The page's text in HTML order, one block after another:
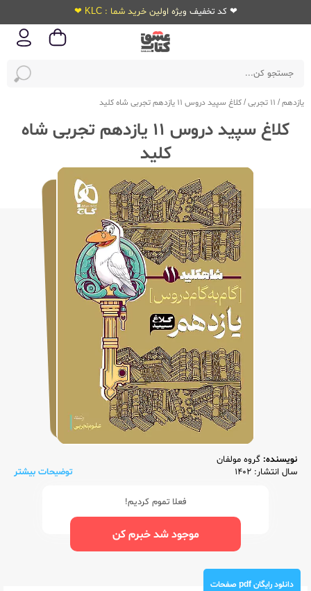
❤ کد تخفیف ویژه اولین خرید شما : KLC ❤
یازدهم/ 11 تجربی /کلاغ سپید دروس 11 یازدهم تجربی شاه کلید
کلاغ سپید دروس 11 یازدهم تجربی شاه
کلید
نویسنده: گروه مولفان
سال انتشار: 1402
توضیحات بیشتر
فعلا تموم کردیم!
موجود شد خبرم کن
دانلود رایگان pdf صفحات